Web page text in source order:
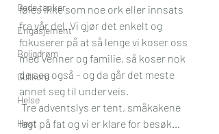
Gode tanker
Engasjement
Boligdrøm
Gullkorn
Helse
Høst
føles ikke som noe ork eller innsats
fra vår del. Vi gjør det enkelt og
fokuserer på at så lenge vi koser oss
med venner og familie, så koser nok
de seg også – og da går det meste
annet seg til underveis.
lagt på fat og vi er klare for besøk…